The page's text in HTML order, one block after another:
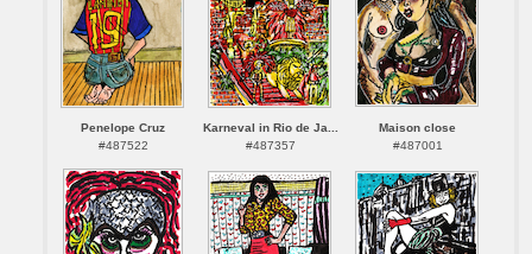
Penelope Cruz
#487522
Karneval in Rio de Ja...
#487357
Maison close
#487001